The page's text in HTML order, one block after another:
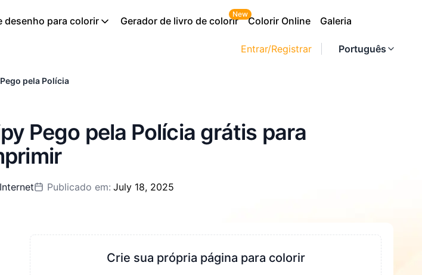
Entrar/Registrar Português
desenho para colorir Gerador de livro de colorir
New
Colorir Online Galeria
pela Polícia
Pego pela Polícia grátis para
Publicado em: July 18, 2025
Crie sua própria página para colorir